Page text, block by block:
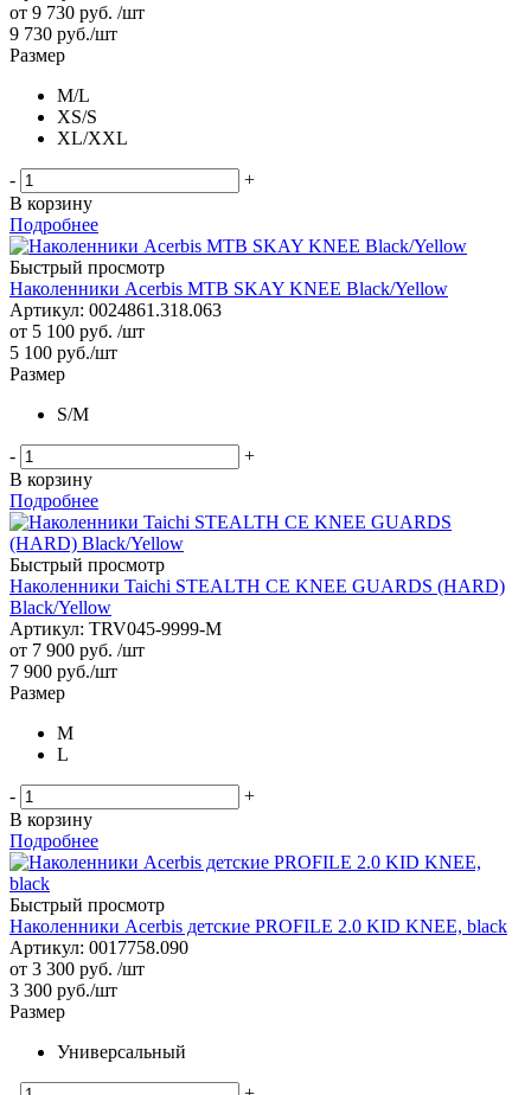
от 9 730 руб. /шт
9 730 руб./шт
Размер
M/L
XS/S
XL/XXL
-
+
В корзину
Подробнее
Быстрый просмотр
Наколенники Acerbis MTB SKAY KNEE Black/Yellow
Артикул: 0024861.318.063
от 5 100 руб. /шт
5 100 руб./шт
Размер
S/M
-
+
В корзину
Подробнее
Быстрый просмотр
Наколенники Taichi STEALTH CE KNEE GUARDS (HARD)
Black/Yellow
Артикул: TRV045-9999-M
от 7 900 руб. /шт
7 900 руб./шт
Размер
M
L
-
+
В корзину
Подробнее
Быстрый просмотр
Наколенники Acerbis детские PROFILE 2.0 KID KNEE, black
Артикул: 0017758.090
от 3 300 руб. /шт
3 300 руб./шт
Размер
Универсальный